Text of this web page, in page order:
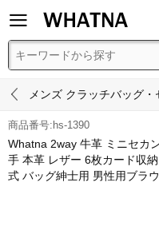

 メンズ クラッチバッグ
商品番号:hs-1390
Whatna 2way 牛革 ミニセカ
手 本革 レザー 6枚カード収
式 バッグ紳士用 男性用ブラ